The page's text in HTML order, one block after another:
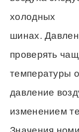
холодных
шинах.
проверять
температуры
давление
изменением